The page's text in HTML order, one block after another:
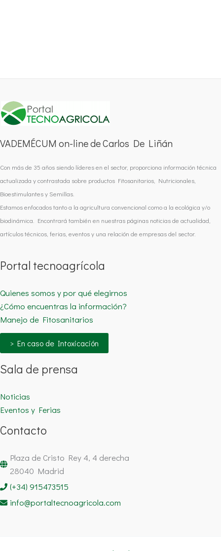
VADEMÉCUM on-line de Carlos De Liñán
Con más de 35 años siendo líderes en el sector, proporciona información técnica
actualizada y contrastada sobre productos Fitosanitarios, Nutricionales,
Bioestimulantes y Semillas.
Estamos enfocados tanto a la agricultura convencional como a la ecológica y/o
biodinámica. Encontrará también en nuestras páginas noticias de actualidad,
artículos técnicos, ferias, eventos y una relación de empresas del sector.
Portal tecnoagrícola
Quienes somos y por qué elegirnos
¿Cómo encuentras la información?
Manejo de Fitosanitarios
> En caso de Intoxicación
Sala de prensa
Noticias
Eventos y Ferias
Contacto
Plaza de Cristo Rey 4, 4 derecha
28040 Madrid
(+34) 915473515
info@portaltecnoagricola.com